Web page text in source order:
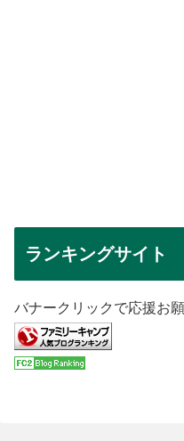
ランキングサイト
バナークリックで応援お